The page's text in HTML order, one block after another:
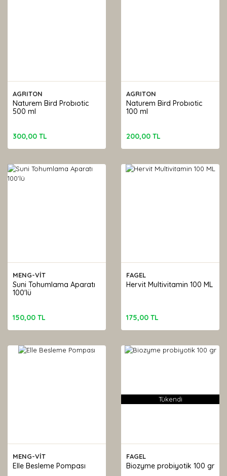
AGRITON
Naturem Bird Probıotic
500 ml
300,00 TL
AGRITON
Naturem Bird Probıotic
100 ml
200,00 TL
MENG-VİT
Suni Tohumlama Aparatı
100'lü
150,00 TL
FAGEL
Hervit Multivitamin 100 ML
175,00 TL
MENG-VİT
Elle Besleme Pompası
Tükendi
FAGEL
Biozyme probiyotik 100 gr